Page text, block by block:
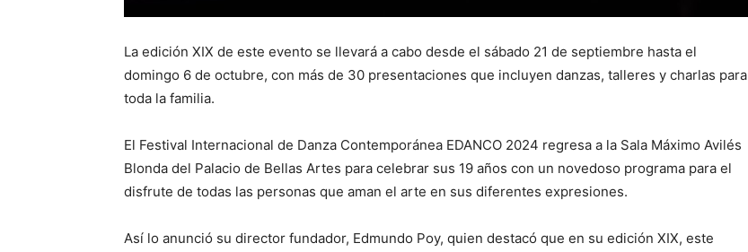
La edición XIX de este evento se llevará a cabo desde el sábado 21 de septiembre hasta el
domingo 6 de octubre, con más de 30 presentaciones que incluyen danzas, talleres y charlas para
toda la familia.
El Festival Internacional de Danza Contemporánea EDANCO 2024 regresa a la Sala Máximo Avilés
Blonda del Palacio de Bellas Artes para celebrar sus 19 años con un novedoso programa para el
disfrute de todas las personas que aman el arte en sus diferentes expresiones.
Así lo anunció su director fundador, Edmundo Poy, quien destacó que en su edición XIX, este